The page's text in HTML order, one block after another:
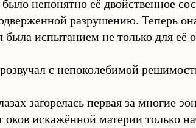
непонятно её двойственное
разрушению. Теперь
испытанием не только для её
с непоколебимой
загорелась первая за многие
искажённой материи только